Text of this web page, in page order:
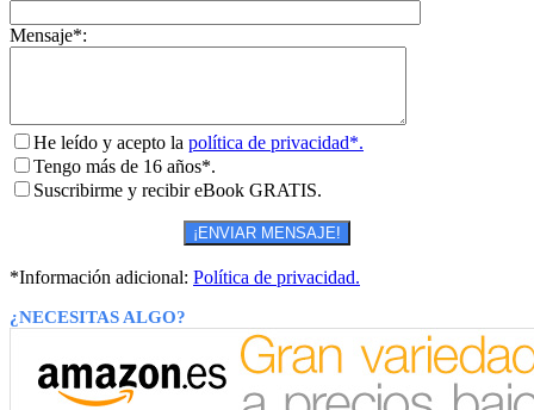
Mensaje*:
He leído y acepto la política de privacidad*.
Tengo más de 16 años*.
Suscribirme y recibir eBook GRATIS.
*Información adicional: Política de privacidad.
¿NECESITAS ALGO?